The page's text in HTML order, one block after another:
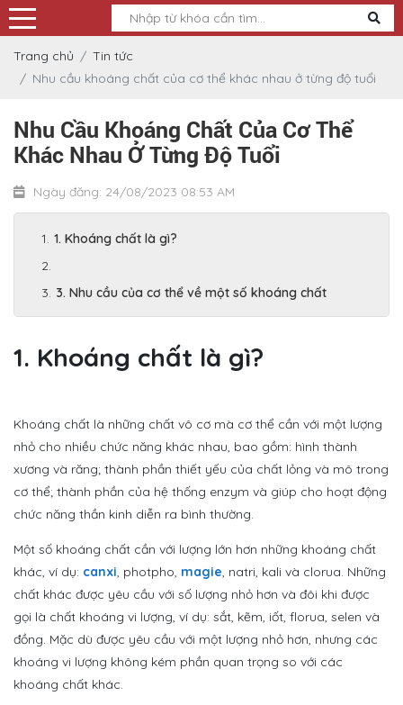
Trang chủ
Tin tức
Nhu cầu khoáng chất của cơ thể khác nhau ở từng độ tuổi
Nhu Cầu Khoáng Chất Của Cơ Thể
Khác Nhau Ở Từng Độ Tuổi
Ngày đăng: 24/08/2023 08:53 AM
1. Khoáng chất là gì?
3. Nhu cầu của cơ thể về một số khoáng chất
1. Khoáng chất là gì?
Khoáng chất là những chất vô cơ mà cơ thể cần với một lượng
nhỏ cho nhiều chức năng khác nhau, bao gồm: hình thành
xương và răng; thành phần thiết yếu của chất lỏng và mô trong
cơ thể; thành phần của hệ thống enzym và giúp cho hoạt động
chức năng thần kinh diễn ra bình thường.
Một số khoáng chất cần với lượng lớn hơn những khoáng chất
khác, ví dụ: canxi, photpho, magie, natri, kali và clorua. Những
chất khác được yêu cầu với số lượng nhỏ hơn và đôi khi được
gọi là chất khoáng vi lượng, ví dụ: sắt, kẽm, iốt, florua, selen và
đồng. Mặc dù được yêu cầu với một lượng nhỏ hơn, nhưng các
khoáng vi lượng không kém phần quan trọng so với các
khoáng chất khác.